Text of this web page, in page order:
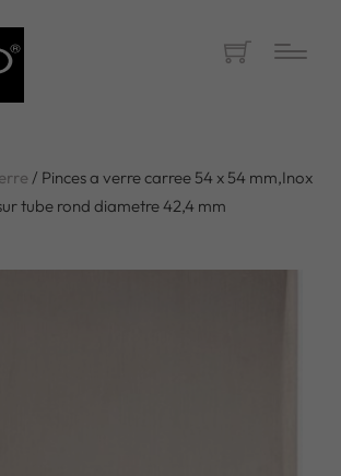
/ Pinces a verre carree 54 x 54 mm,Inox
tube rond diametre 42,4 mm